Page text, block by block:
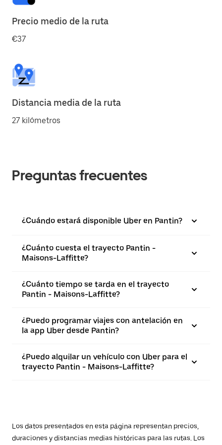
Precio medio de la ruta
€37
Distancia media de la ruta
27 kilómetros
Preguntas frecuentes
¿Cuándo estará disponible Uber en Pantin?
¿Cuánto cuesta el trayecto Pantin -
Maisons-Laffitte?
¿Cuánto tiempo se tarda en el trayecto
Pantin - Maisons-Laffitte?
¿Puedo programar viajes con antelación en
la app Uber desde Pantin?
¿Puedo alquilar un vehículo con Uber para el
trayecto Pantin - Maisons-Laffitte?
Los datos presentados en esta página representan precios,
duraciones y distancias medias históricas para las rutas. Los